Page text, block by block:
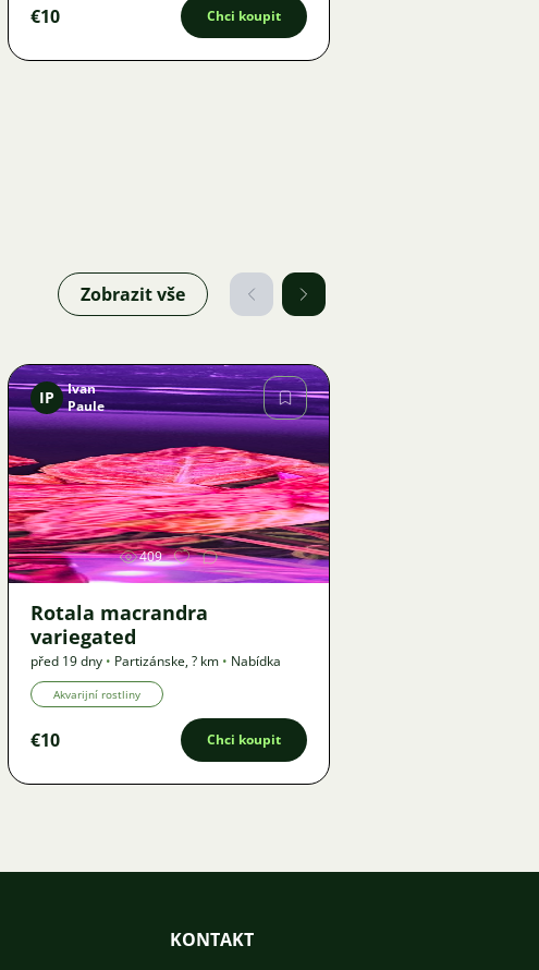
€10 Chci koupit
Zobrazit vše
Obrázek
IP
Ivan
Paule
409
Rotala macrandra
variegated
před 19 dny • Partizánske,? km • Nabídka
Akvarijní rostliny
€10 Chci koupit
KONTAKT